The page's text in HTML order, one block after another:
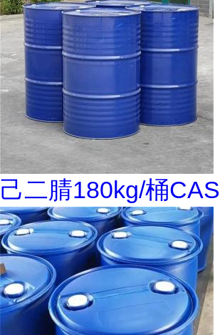
己二腈180kg/桶